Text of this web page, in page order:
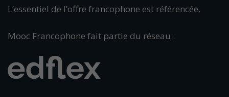
L’essentiel de l’offre francophone est référencée.
Mooc Francophone fait partie du réseau :